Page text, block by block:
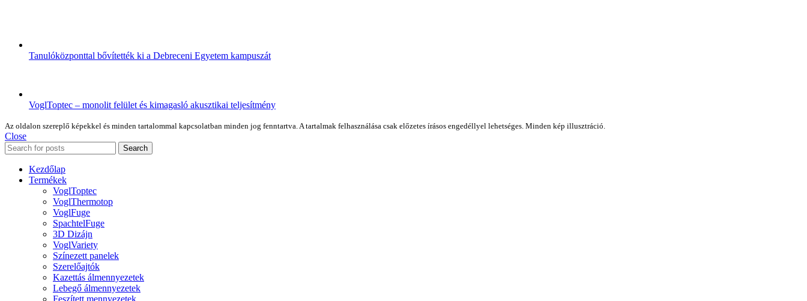
Tanulóközponttal bővítették ki a Debreceni Egyetem kampuszát
VoglToptec – monolit felület és kimagasló akusztikai teljesítmény
Az oldalon szereplő képekkel és minden tartalommal kapcsolatban minden jog fenntartva. A tartalmak felhasználása csak előzetes írásos engedéllyel lehetséges. Minden kép illusztráció.
Close
Search
Kezdőlap
Termékek
VoglToptec
VoglThermotop
VoglFuge
SpachtelFuge
3D Dizájn
VoglVariety
Színezett panelek
Szerelőajtók
Kazettás álmennyezetek
Lebegő álmennyezetek
Feszített mennyezetek